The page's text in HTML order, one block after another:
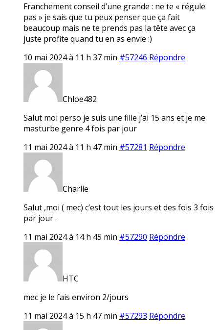
Franchement conseil d’une grande : ne te « régule
pas » je sais que tu peux penser que ça fait
beaucoup mais ne te prends pas la tête avec ça
juste profite quand tu en as envie :)
10 mai 2024 à 11 h 37 min #57246 Répondre
Chloe482
Salut moi perso je suis une fille j’ai 15 ans et je me
masturbe genre 4 fois par jour
11 mai 2024 à 11 h 47 min #57281 Répondre
Charlie
Salut ,moi ( mec) c’est tout les jours et des fois 3 fois
par jour .
11 mai 2024 à 14 h 45 min #57290 Répondre
HTC
mec je le fais environ 2/jours
11 mai 2024 à 15 h 47 min #57293 Répondre